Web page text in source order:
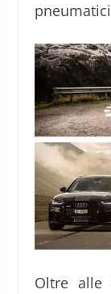
Oltre alle